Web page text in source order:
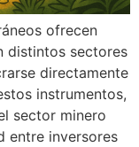
ofrecen
distintos sectores
directamente
instrumentos,
sector minero
entre inversores